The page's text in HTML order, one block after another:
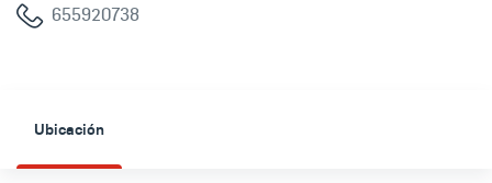
655920738
Ubicación